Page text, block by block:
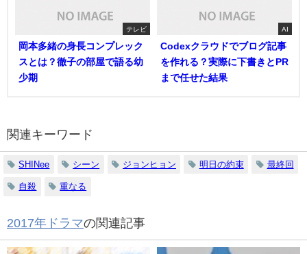
テレビ
岡本多緒の身長コンプレック
スとは？徹子の部屋で語る幼
少期
AI
Codexクラウドでブログ記事
を作れる？実際に下書きとPR
まで任せた結果
関連キーワード
SHINee シーン ジョンヒョン 明日の約束 最終回
自殺 重なる
2017年ドラマの関連記事